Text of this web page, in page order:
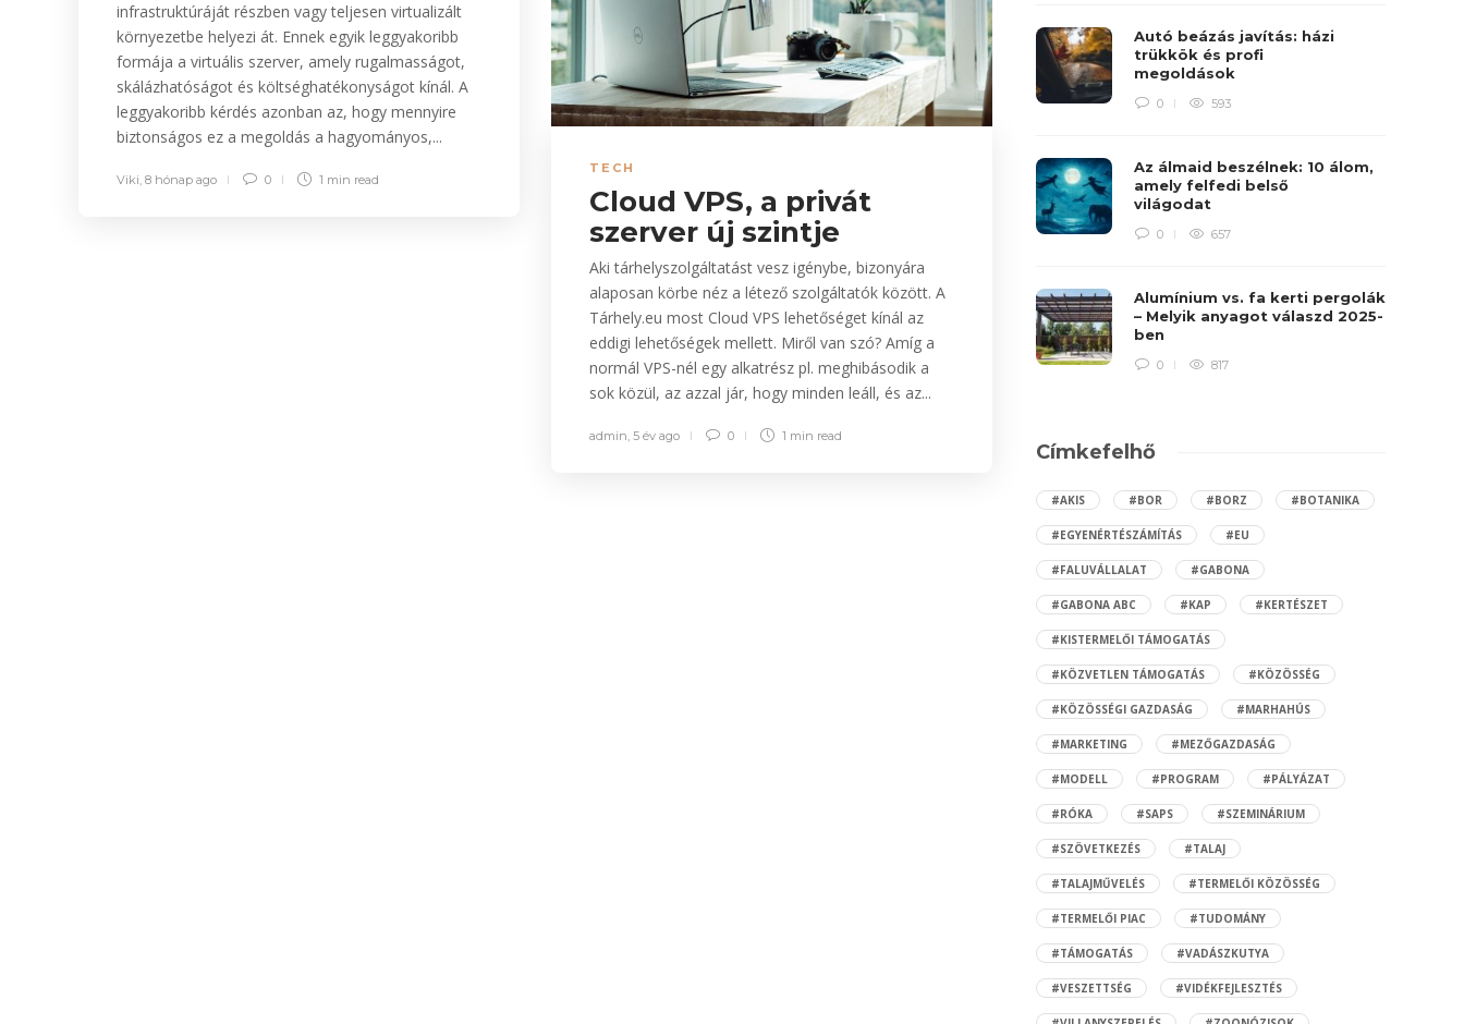
infrastruktúráját részben vagy teljesen virtualizált
környezetbe helyezi át. Ennek egyik leggyakoribb
formája a virtuális szerver, amely rugalmasságot,
skálázhatóságot és költséghatékonyságot kínál. A
leggyakoribb kérdés azonban az, hogy mennyire
biztonságos ez a megoldás a hagyományos,...
Viki, 8 hónap ago 0 1 min read
TECH
Cloud VPS, a privát
szerver új szintje
Aki tárhelyszolgáltatást vesz igénybe, bizonyára
alaposan körbe néz a létező szolgáltatók között. A
Tárhely.eu most Cloud VPS lehetőséget kínál az
eddigi lehetőségek mellett. Miről van szó? Amíg a
normál VPS-nél egy alkatrész pl. meghibásodik a
sok közül, az azzal jár, hogy minden leáll, és az...
admin 5 év ago 0 1 min read
Autó beázás javítás: házi
trükkök és profi
megoldások
0 593
Az álmaid beszélnek: 10 álom,
amely felfedi belső
világodat
0 657
Alumínium vs. fa kerti pergolák
– Melyik anyagot válaszd 2025-
ben
0 817
Címkefelhő
#AKIS #BOR #BORZ #BOTANIKA
#EGYENÉRTÉSZÁMÍTÁS #EU
#FALUVÁLLALAT #GABONA
#GABONA ABC #KAP #KERTÉSZET
#KISTERMELŐI TÁMOGATÁS
#KÖZVETLEN TÁMOGATÁS #KÖZÖSSÉG
#KÖZÖSSÉGI GAZDASÁG #MARHAHÚS
#MARKETING #MEZŐGAZDASÁG
#MODELL #PROGRAM #PÁLYÁZAT
#RÓKA #SAPS #SZEMINÁRIUM
#SZÖVETKEZÉS #TALAJ
#TALAJMŰVELÉS #TERMELŐI KÖZÖSSÉG
#TERMELŐI PIAC #TUDOMÁNY
#TÁMOGATÁS #VADÁSZKUTYA
#VESZETTSÉG #VIDÉKFEJLESZTÉS